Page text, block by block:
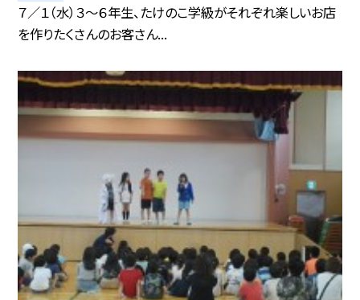
７／１（水）３～６年生、たけのこ学級がそれぞれ楽しいお店
を作りたくさんのお客さん...